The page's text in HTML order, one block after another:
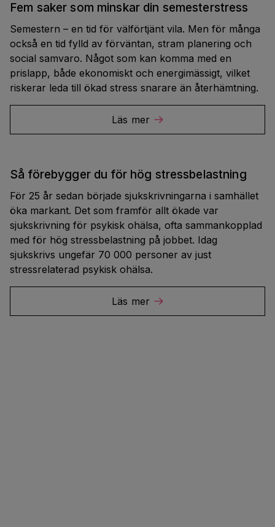
Fem saker som minskar din semesterstress
Semestern – en tid för välförtjänt vila. Men för många
också en tid fylld av förväntan, stram planering och
social samvaro. Något som kan komma med en
prislapp, både ekonomiskt och energimässigt, vilket
riskerar leda till ökad stress snarare än återhämtning.
Läs mer
Så förebygger du för hög stressbelastning
För 25 år sedan började sjukskrivningarna i samhället
öka markant. Det som framför allt ökade var
sjukskrivning för psykisk ohälsa, ofta sammankopplad
med för hög stressbelastning på jobbet. Idag
sjukskrivs ungefär 70 000 personer av just
stressrelaterad psykisk ohälsa.
Läs mer